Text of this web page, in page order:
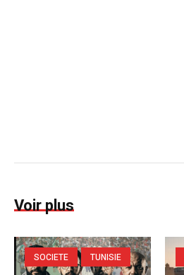
Voir plus
SOCIETE TUNISIE